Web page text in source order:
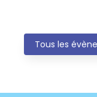
Tous les